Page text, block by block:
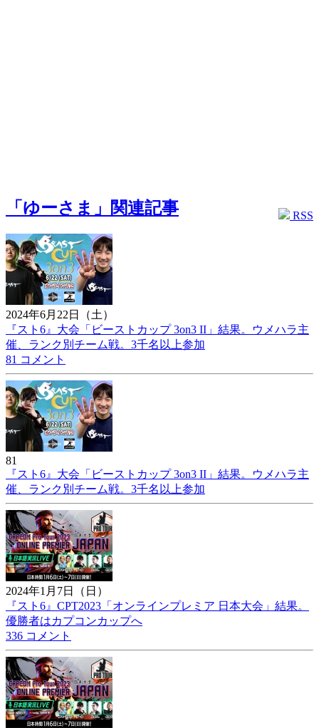
RSS
「ゆーさま」関連記事
2024年6月22日（土）
『スト6』大会「ビーストカップ 3on3 II」結果。ウメハラ主
催、ランク別チーム戦。3千名以上参加
81 コメント
81
『スト6』大会「ビーストカップ 3on3 II」結果。ウメハラ主
催、ランク別チーム戦。3千名以上参加
2024年1月7日（日）
『スト6』CPT2023「オンラインプレミア 日本大会」結果。
優勝者はカプコンカップへ
336 コメント